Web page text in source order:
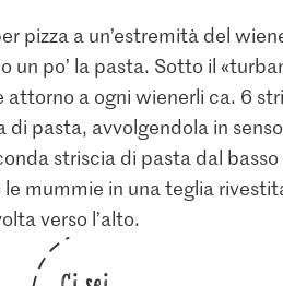
pizza a un’estremità del
po’ la pasta. Sotto il
a ogni wienerli ca. 6
pasta, avvolgendola in
striscia di pasta dal basso
mummie in una teglia
verso l’alto.